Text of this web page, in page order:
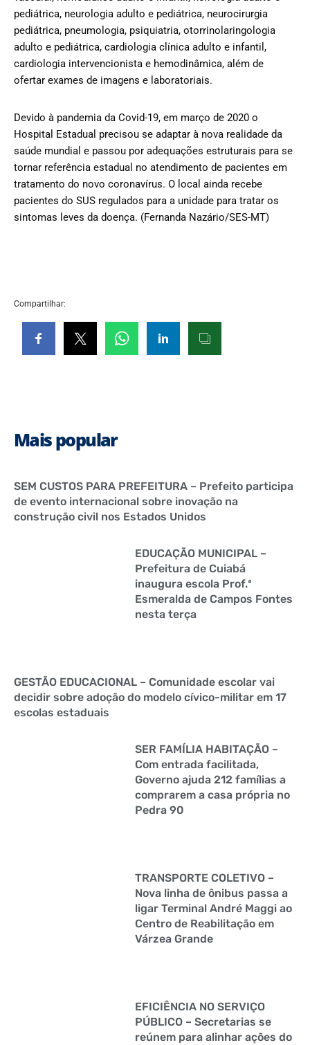
pediátrica, neurologia adulto e pediátrica, neurocirurgia
pediátrica, pneumologia, psiquiatria, otorrinolaringologia
adulto e pediátrica, cardiologia clínica adulto e infantil,
cardiologia intervencionista e hemodinâmica, além de
ofertar exames de imagens e laboratoriais.
Devido à pandemia da Covid-19, em março de 2020 o
Hospital Estadual precisou se adaptar à nova realidade da
saúde mundial e passou por adequações estruturais para se
tornar referência estadual no atendimento de pacientes em
tratamento do novo coronavírus. O local ainda recebe
pacientes do SUS regulados para a unidade para tratar os
sintomas leves da doença. (Fernanda Nazário/SES-MT)
Compartilhar:
Mais popular
SEM CUSTOS PARA PREFEITURA – Prefeito participa
de evento internacional sobre inovação na
construção civil nos Estados Unidos
EDUCAÇÃO MUNICIPAL –
Prefeitura de Cuiabá
inaugura escola Prof.ª
Esmeralda de Campos Fontes
nesta terça
GESTÃO EDUCACIONAL – Comunidade escolar vai
decidir sobre adoção do modelo cívico-militar em 17
escolas estaduais
SER FAMÍLIA HABITAÇÃO –
Com entrada facilitada,
Governo ajuda 212 famílias a
comprarem a casa própria no
Pedra 90
TRANSPORTE COLETIVO –
Nova linha de ônibus passa a
ligar Terminal André Maggi ao
Centro de Reabilitação em
Várzea Grande
EFICIÊNCIA NO SERVIÇO
PÚBLICO – Secretarias se
reúnem para alinhar ações do